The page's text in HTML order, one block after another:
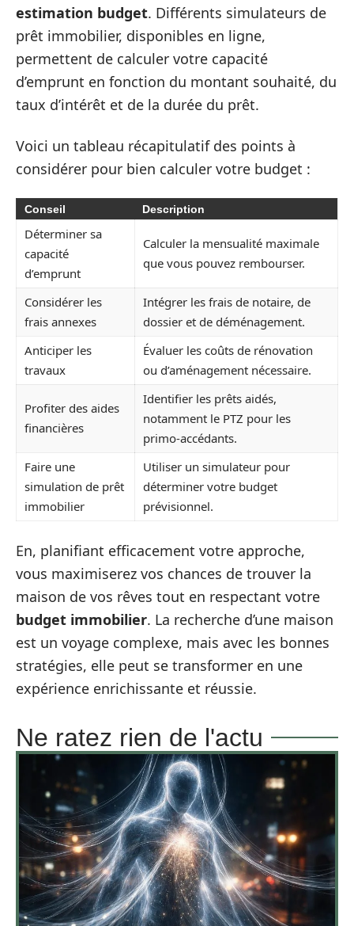
estimation budget. Différents simulateurs de
prêt immobilier, disponibles en ligne,
permettent de calculer votre capacité
d’emprunt en fonction du montant souhaité, du
taux d’intérêt et de la durée du prêt.
Voici un tableau récapitulatif des points à
considérer pour bien calculer votre budget :
Conseil Description
Déterminer sa
capacité
d’emprunt
Calculer la mensualité maximale
que vous pouvez rembourser.
Considérer les
frais annexes
Intégrer les frais de notaire, de
dossier et de déménagement.
Anticiper les
travaux
Évaluer les coûts de rénovation
ou d’aménagement nécessaire.
Profiter des aides
financières
Identifier les prêts aidés,
notamment le PTZ pour les
primo-accédants.
Faire une
simulation de prêt
immobilier
Utiliser un simulateur pour
déterminer votre budget
prévisionnel.
En, planifiant efficacement votre approche,
vous maximiserez vos chances de trouver la
maison de vos rêves tout en respectant votre
budget immobilier. La recherche d’une maison
est un voyage complexe, mais avec les bonnes
stratégies, elle peut se transformer en une
expérience enrichissante et réussie.
Ne ratez rien de l'actu